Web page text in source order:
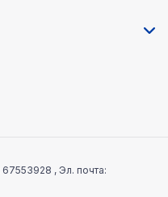
67553928 , Эл. почта: